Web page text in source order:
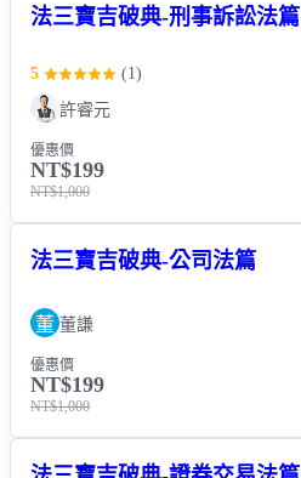
法三寶吉破典-刑事訴訟法篇
5 (1 )
許睿元
優惠價
NT$199
NT$1,000
法三寶吉破典-公司法篇
董 董謙
優惠價
NT$199
NT$1,000